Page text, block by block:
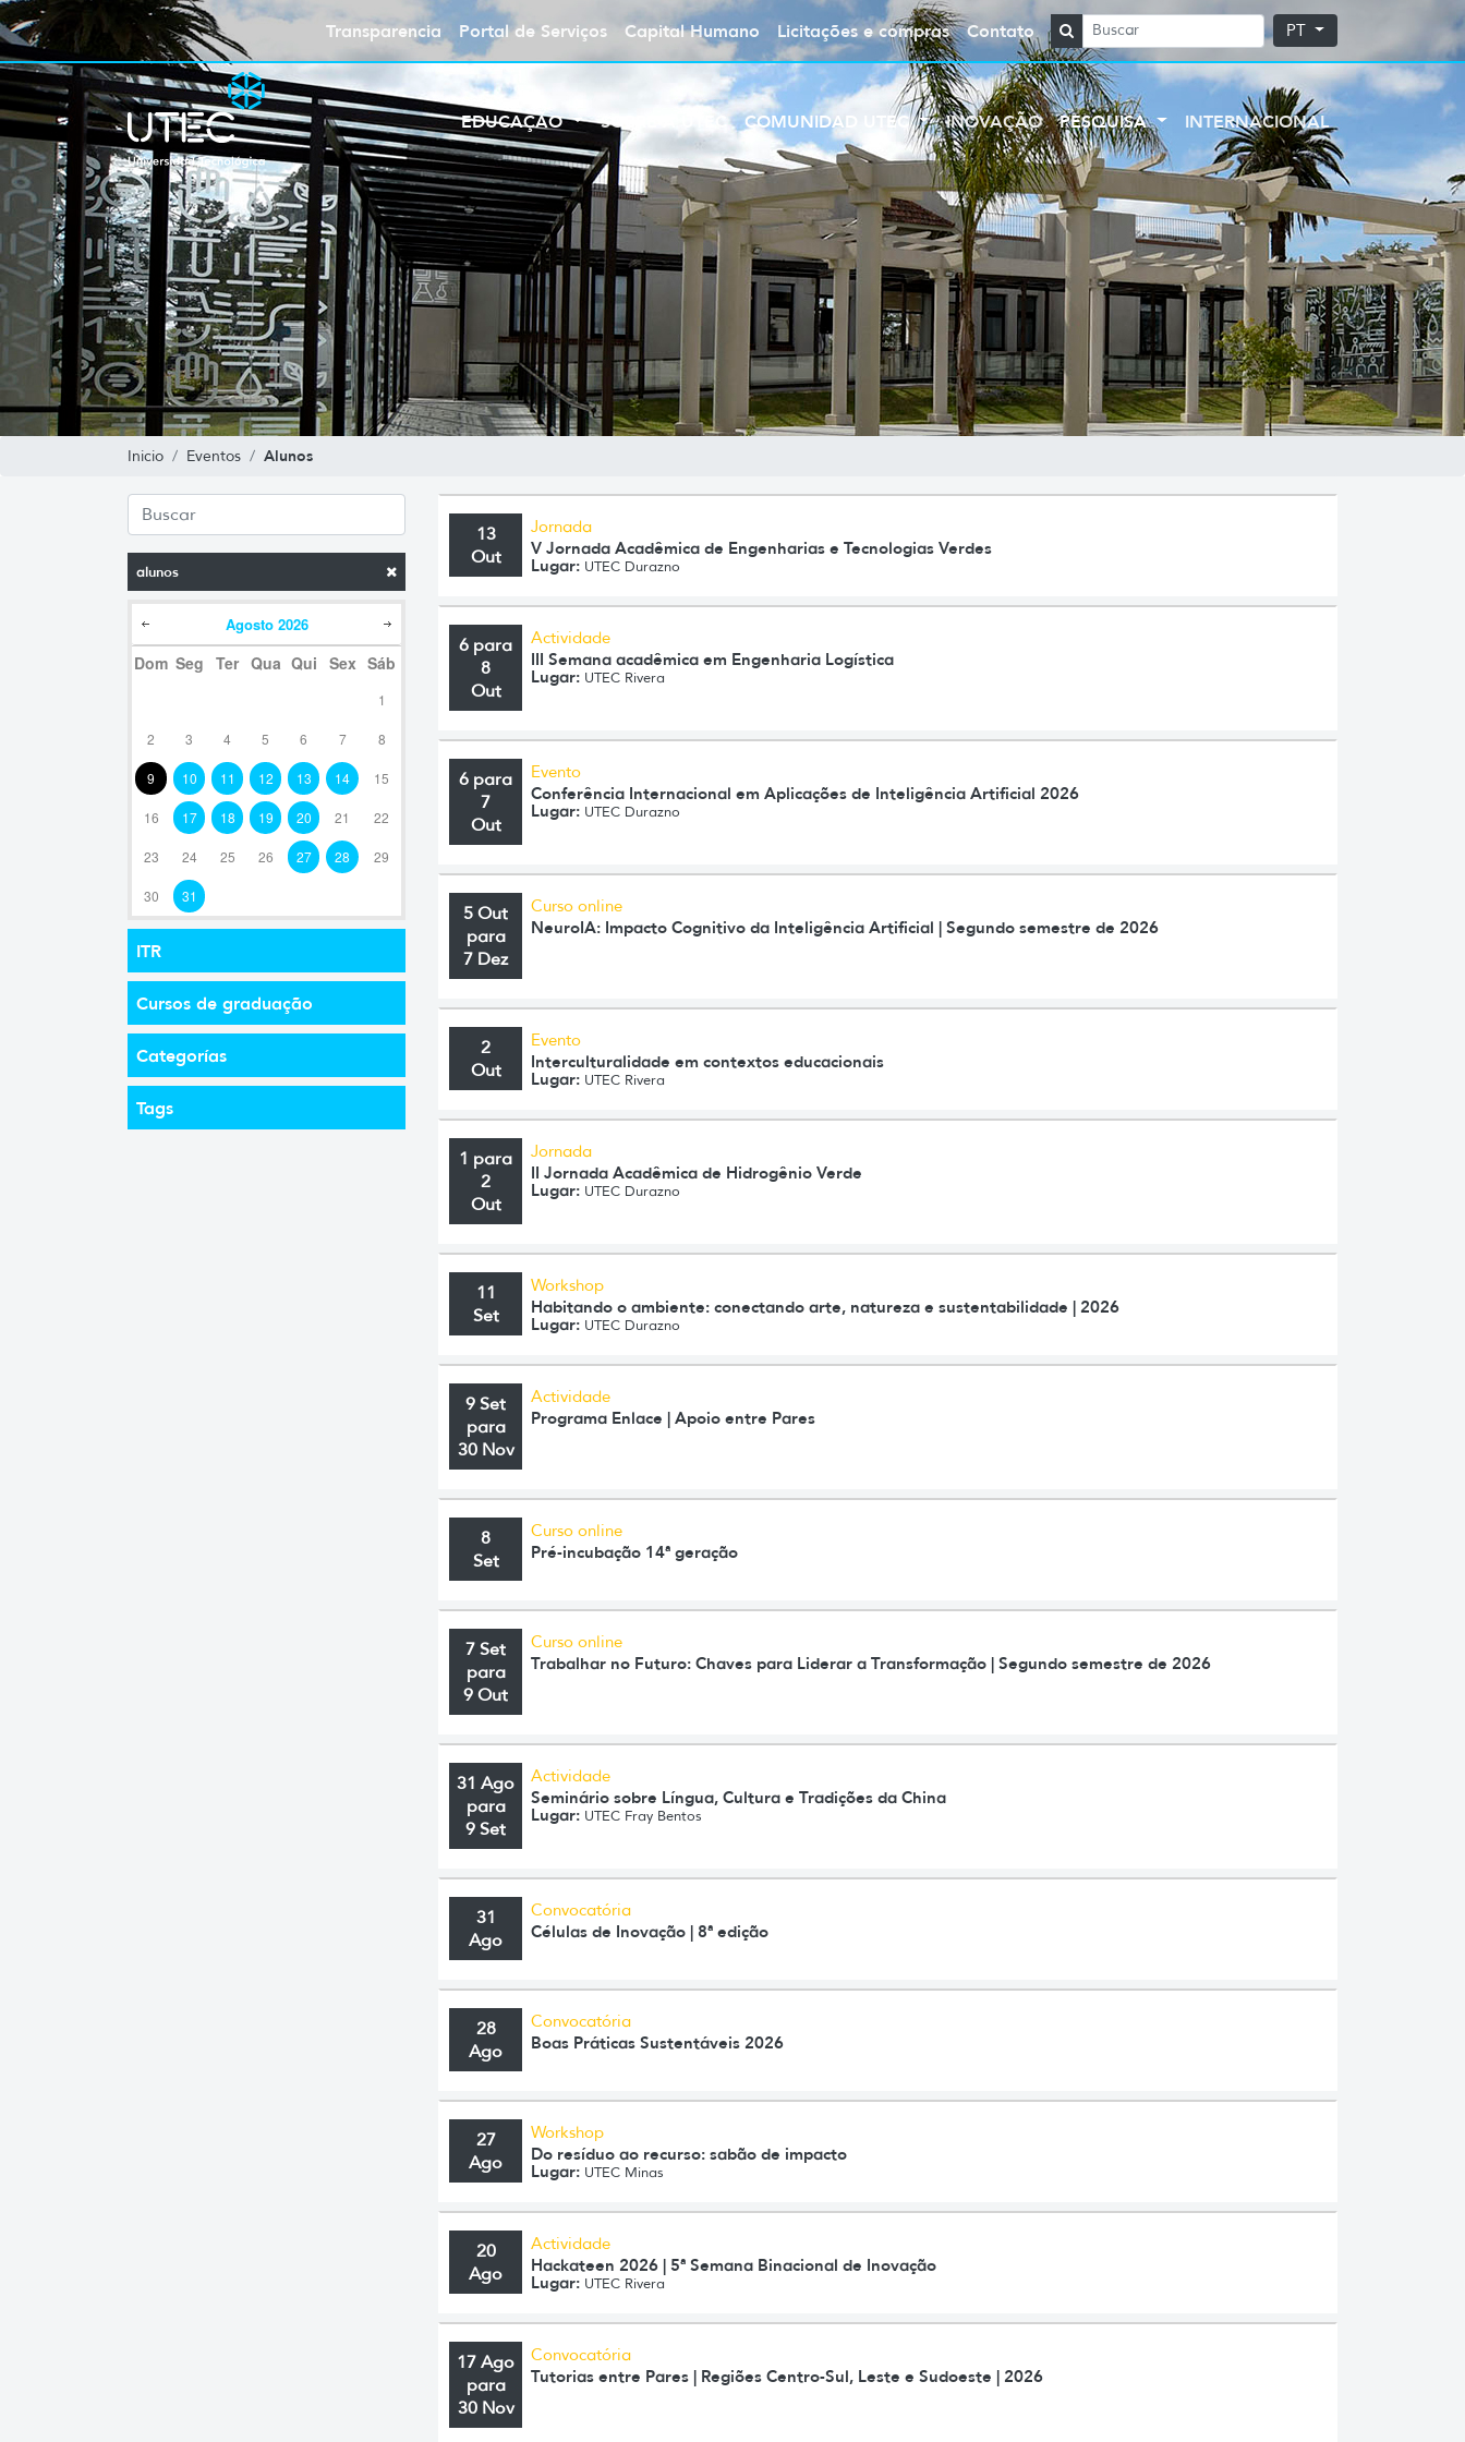
Transparencia Portal de Serviços Capital Humano Licitações e compras Contato PT
EDUCAÇÃO SOBRE A UTEC COMUNIDAD UTEC INOVAÇÃO PESQUISA INTERNACIONAL
Inicio Eventos Alunos
alunos
Agosto 2026
Dom Seg Ter Qua Qui Sex Sáb
1
2 3 4 5 6 7 8
9 10 11 12 13 14 15
16 17 18 19 20 21 22
23 24 25 26 27 28 29
30 31
ITR
Cursos de graduação
Categorías
Tags
13
Out
Jornada
V Jornada Acadêmica de Engenharias e Tecnologias Verdes
Lugar: UTEC Durazno
6 para
8
Out
Actividade
III Semana acadêmica em Engenharia Logística
Lugar: UTEC Rivera
6 para
7
Out
Evento
Conferência Internacional em Aplicações de Inteligência Artificial 2026
Lugar: UTEC Durazno
5 Out
para
7 Dez
Curso online
NeuroIA: Impacto Cognitivo da Inteligência Artificial | Segundo semestre de 2026
2
Out
Evento
Interculturalidade em contextos educacionais
Lugar: UTEC Rivera
1 para
2
Out
Jornada
II Jornada Acadêmica de Hidrogênio Verde
Lugar: UTEC Durazno
11
Set
Workshop
Habitando o ambiente: conectando arte, natureza e sustentabilidade | 2026
Lugar: UTEC Durazno
9 Set
para
30 Nov
Actividade
Programa Enlace | Apoio entre Pares
8
Set
Curso online
Pré-incubação 14ª geração
7 Set
para
9 Out
Curso online
Trabalhar no Futuro: Chaves para Liderar a Transformação | Segundo semestre de 2026
31 Ago
para
9 Set
Actividade
Seminário sobre Língua, Cultura e Tradições da China
Lugar: UTEC Fray Bentos
31
Ago
Convocatória
Células de Inovação | 8ª edição
28
Ago
Convocatória
Boas Práticas Sustentáveis 2026
27
Ago
Workshop
Do resíduo ao recurso: sabão de impacto
Lugar: UTEC Minas
20
Ago
Actividade
Hackateen 2026 | 5ª Semana Binacional de Inovação
Lugar: UTEC Rivera
17 Ago
para
30 Nov
Convocatória
Tutorias entre Pares | Regiões Centro-Sul, Leste e Sudoeste | 2026